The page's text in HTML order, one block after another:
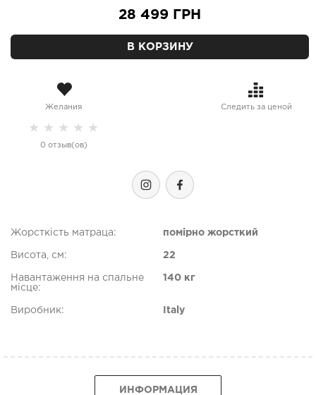
28 499 ГРН
В КОРЗИНУ
Желания Следить за ценой
★ ★ ★ ★ ★
0 отзыв(ов)
Жорсткість матраца: помірно жорсткий
Висота, см: 22
Навантаження на спальне
місце:
140 кг
Виробник: Italy
ИНФОРМАЦИЯ